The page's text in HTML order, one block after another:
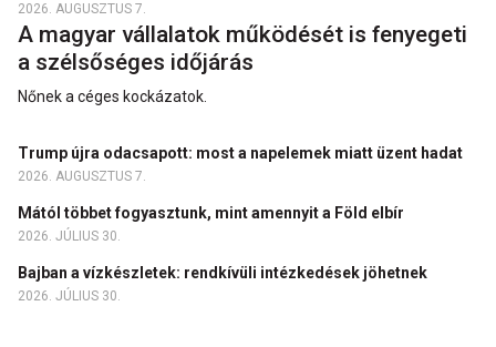
2026. AUGUSZTUS 7.
A magyar vállalatok működését is fenyegeti
a szélsőséges időjárás
Nőnek a céges kockázatok.
Trump újra odacsapott: most a napelemek miatt üzent hadat
2026. AUGUSZTUS 7.
Mától többet fogyasztunk, mint amennyit a Föld elbír
2026. JÚLIUS 30.
Bajban a vízkészletek: rendkívüli intézkedések jöhetnek
2026. JÚLIUS 30.